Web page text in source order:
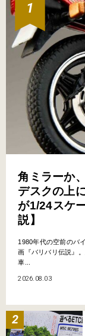
角ミラーか
デスクの上
が1/24スケ
説】
1980年代の空前のバ
画『バリバリ伝説』
車...
2026.08.03